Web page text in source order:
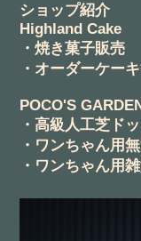
ショップ紹介
Highland Cake
・焼き菓子販売
・オーダーケー
POCO'S
・高級人工芝ド
・ワンちゃん用
・ワンちゃん用